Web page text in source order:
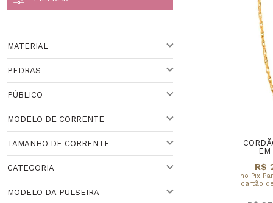
MATERIAL
PEDRAS
PÚBLICO
MODELO DE CORRENTE
TAMANHO DE CORRENTE
CATEGORIA
MODELO DA PULSEIRA
EM
R$
no Pix
cartão